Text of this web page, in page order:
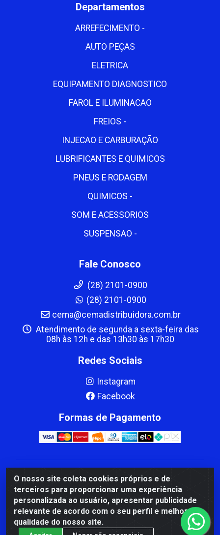
O nosso site coleta cookies próprios e de
terceiros para proporcionar uma experiência
personalizada ao usuário, apresentar publicidade
relevante de acordo com o seu perfil e melhorar a
qualidade do nosso site.
Departamentos
ARREFECIMENTO -
AUTO PEÇAS
ELETRICA
EQUIPAMENTO DIAGNOSTICO
FAROL E ILUMINACAO
FREIOS -
INJECAO E CARBURAÇÃO
LUBRIFICANTES E QUIMICOS
PNEUS E RODAGEM
QUIMICOS -
SOM E ACESSORIOS
SUSPENSAO -
Fale Conosco
(28) 2101-0900
(28) 2101-0900
cema@cemadistribuidora.com.br
Atendimento de segunda a sexta-feira das
08h às 12h e das 13h30 às 17h30
Redes Sociais
Instagram
Facebook
Formas de Pagamento
CBP MACEDO COMERCIO PEÇAS LTDA Matriz - av
Mauro Miranda Madureira, 1249 - Coramara , Cachoeiro
de Itapemirim/ES - CEP 29.311-310 - CNPJ
00.502.680/0001-41